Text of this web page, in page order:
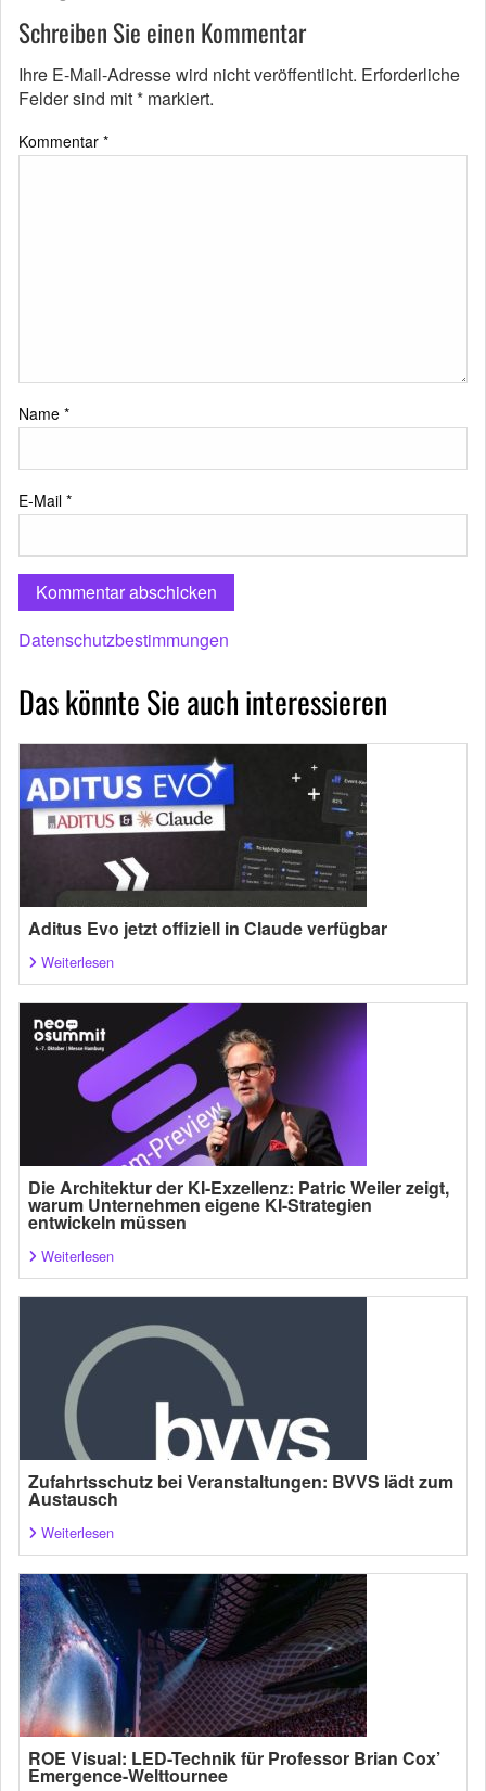
Schreiben Sie einen Kommentar
Ihre E-Mail-Adresse wird nicht veröffentlicht. Erforderliche
Felder sind mit* markiert.
Kommentar *
Name *
E-Mail *
Datenschutzbestimmungen
Das könnte Sie auch interessieren
Aditus Evo jetzt offiziell in Claude verfügbar
Weiterlesen
Die Architektur der KI-Exzellenz: Patric Weiler zeigt,
warum Unternehmen eigene KI-Strategien
entwickeln müssen
Weiterlesen
Zufahrtsschutz bei Veranstaltungen: BVVS lädt zum
Austausch
Weiterlesen
ROE Visual: LED-Technik für Professor Brian Cox’
Emergence-Welttournee